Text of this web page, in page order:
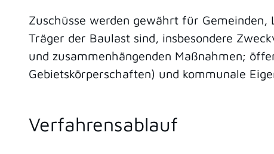
Zuschüsse werden gewährt für Gemeinden,
Träger der Baulast sind, insbesondere
und zusammenhängenden Maßnahmen;
Gebietskörperschaften) und kommunale
Verfahrensablauf